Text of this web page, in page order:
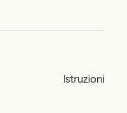
Istruzioni